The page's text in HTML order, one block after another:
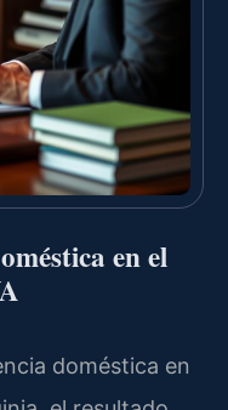
en el
doméstica en